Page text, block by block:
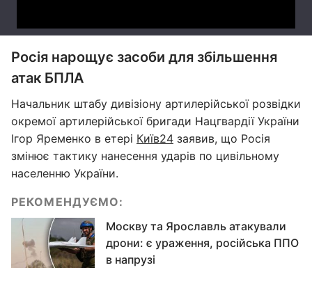
Росія нарощує засоби для збільшення
атак БПЛА
Начальник штабу дивізіону артилерійської розвідки
окремої артилерійської бригади Нацгвардії України
Ігор Яременко в етері Київ24 заявив, що Росія
змінює тактику нанесення ударів по цивільному
населенню України.
РЕКОМЕНДУЄМО:
Москву та Ярославль атакували
дрони: є ураження, російська ППО
в напрузі